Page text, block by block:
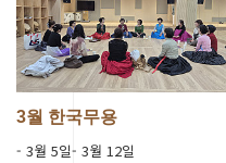
3월 한국무용
- 3월 5일- 3월 12일